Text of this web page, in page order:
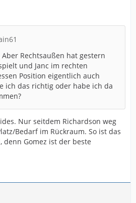
Rechtsaußen hat gestern
und Janc im rechten
Position eigentlich auch
ich das richtig oder habe ich da
Nur seitdem Richardson weg
Bedarf im Rückraum. So ist das
Gomez ist der beste